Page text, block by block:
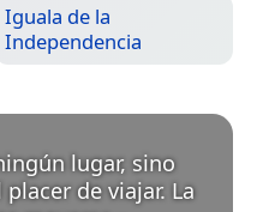
Iguala de la
Independencia
lugar, sino
de viajar. La